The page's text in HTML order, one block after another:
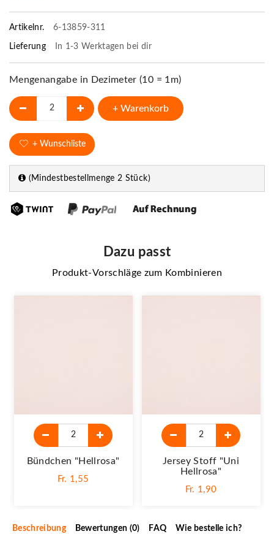
Artikelnr. 6-13859-311
Lieferung In 1-3 Werktagen bei dir
Mengenangabe in Dezimeter (10 = 1m)
+ Warenkorb
+ Wunschliste
(Mindestbestellmenge 2 Stück)
Dazu passt
Produkt-Vorschläge zum Kombinieren
Bündchen "hellrosa"
Fr. 1,55
Jersey Stoff "Uni
Hellrosa"
Fr. 1,90
Beschreibung Bewertungen (0) FAQ Wie bestelle ich?